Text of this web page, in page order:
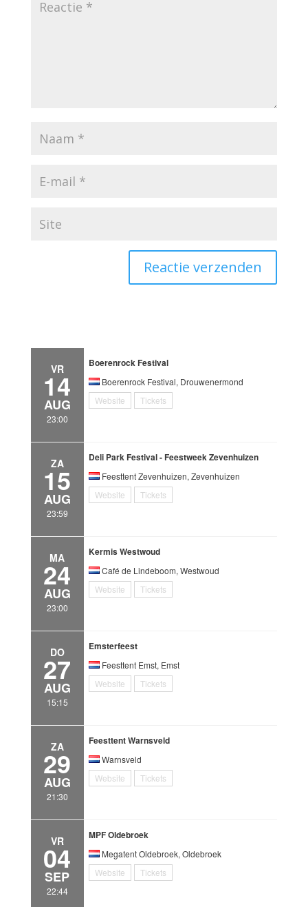
VR
14
AUG
23:00
Boerenrock Festival
Boerenrock Festival, Drouwenermond
Website
Tickets
ZA
15
AUG
23:59
Deli Park Festival - Feestweek Zevenhuizen
Feesttent Zevenhuizen, Zevenhuizen
Website
Tickets
MA
24
AUG
23:00
Kermis Westwoud
Café de Lindeboom, Westwoud
Website
Tickets
DO
27
AUG
15:15
Emsterfeest
Feesttent Emst, Emst
Website
Tickets
ZA
29
AUG
21:30
Feesttent Warnsveld
Warnsveld
Website
Tickets
VR
04
SEP
22:44
MPF Oldebroek
Megatent Oldebroek, Oldebroek
Website
Tickets